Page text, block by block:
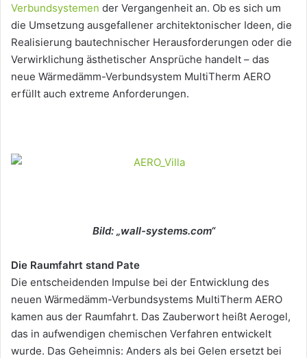
Verbundsystemen der Vergangenheit an. Ob es sich um
die Umsetzung ausgefallener architektonischer Ideen, die
Realisierung bautechnischer Herausforderungen oder die
Verwirklichung ästhetischer Ansprüche handelt – das
neue Wärmedämm-Verbundsystem MultiTherm AERO
erfüllt auch extreme Anforderungen.
Bild: „wall-systems.com“
Die Raumfahrt stand Pate
Die entscheidenden Impulse bei der Entwicklung des
neuen Wärmedämm-Verbundsystems MultiTherm AERO
kamen aus der Raumfahrt. Das Zauberwort heißt Aerogel,
das in aufwendigen chemischen Verfahren entwickelt
wurde. Das Geheimnis: Anders als bei Gelen ersetzt bei